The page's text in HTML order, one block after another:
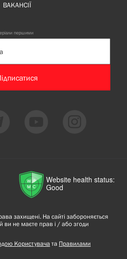
ВАКАНСІЇ
першими
Website health status:
Good
захищені. На сайті забороняється
ви не маєте прав і / або згоди
Користувача та Правилами